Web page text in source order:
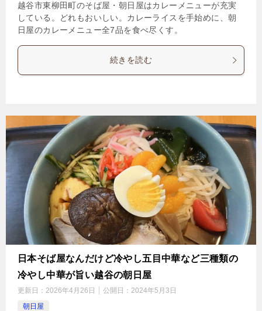
越谷市東柳田町のそば屋・朝日屋はカレーメニューが充実
している。どれもおいしい。カレーライスを手始めに、朝
日屋のカレーメニュー全7品を食べ尽くす。
続きを読む
日本そば屋なんだけど冷やし五目中華など三種類の
冷やし中華が旨い越谷の朝日屋
更新日： 2026年4月26日 公開日： 2024年5月3日
朝日屋